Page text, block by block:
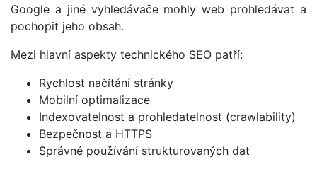
Google a jiné vyhledávače mohly web prohledávat a
pochopit jeho obsah.
Mezi hlavní aspekty technického SEO patří:
Rychlost načítání stránky
Mobilní optimalizace
Indexovatelnost a prohledatelnost (crawlability)
Bezpečnost a HTTPS
Správné používání strukturovaných dat